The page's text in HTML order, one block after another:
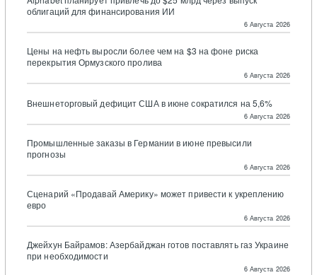
облигаций для финансирования ИИ
6 Августа 2026
Цены на нефть выросли более чем на $3 на фоне риска
перекрытия Ормузского пролива
6 Августа 2026
Внешнеторговый дефицит США в июне сократился на 5,6%
6 Августа 2026
Промышленные заказы в Германии в июне превысили
прогнозы
6 Августа 2026
Сценарий «Продавай Америку» может привести к укреплению
евро
6 Августа 2026
Джейхун Байрамов: Азербайджан готов поставлять газ Украине
при необходимости
6 Августа 2026